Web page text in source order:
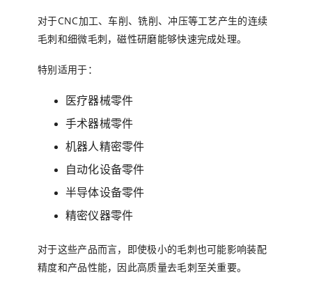
对于CNC加工、车削、铣削、冲压等工艺产生的连续
毛刺和细微毛刺，磁性研磨能够快速完成处理。
特别适用于：
医疗器械零件
手术器械零件
机器人精密零件
自动化设备零件
半导体设备零件
精密仪器零件
对于这些产品而言，即使极小的毛刺也可能影响装配
精度和产品性能，因此高质量去毛刺至关重要。